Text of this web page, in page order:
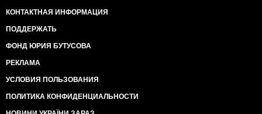
КОНТАКТНАЯ ИНФОРМАЦИЯ
ПОДДЕРЖАТЬ
ФОНД ЮРИЯ БУТУСОВА
РЕКЛАМА
УСЛОВИЯ ПОЛЬЗОВАНИЯ
ПОЛИТИКА КОНФИДЕНЦИАЛЬНОСТИ